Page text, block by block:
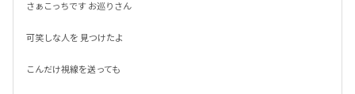
さぁこっちです お巡りさん
可笑しな人を 見つけたよ
こんだけ視線を送っても